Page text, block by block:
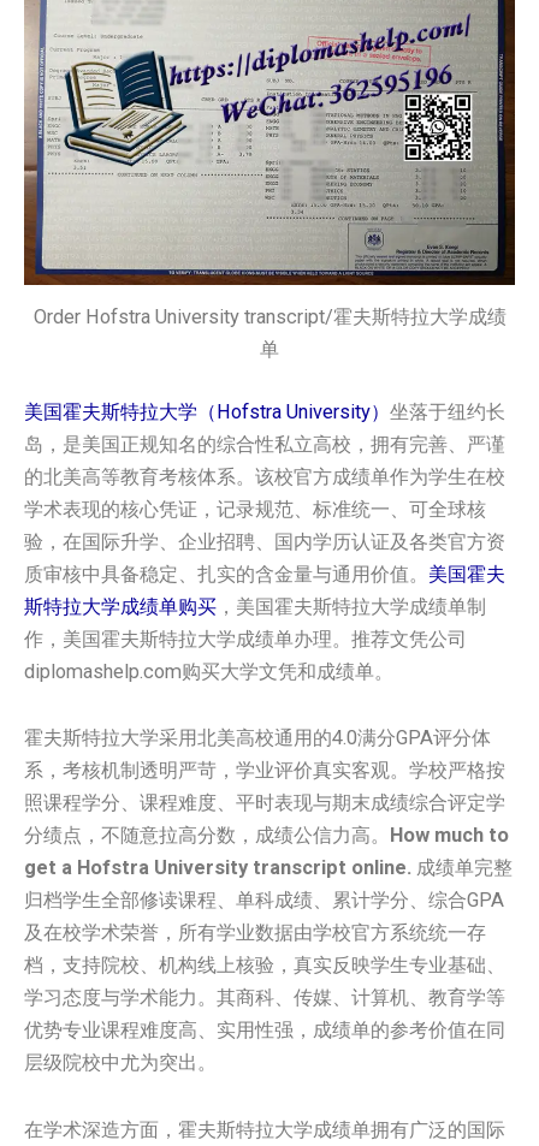
Order Hofstra University transcript/霍夫斯特拉大学成绩
单
美国霍夫斯特拉大学（Hofstra University） 坐落于纽约长
岛，是美国正规知名的综合性私立高校，拥有完善、严谨
的北美高等教育考核体系。该校官方成绩单作为学生在校
学术表现的核心凭证，记录规范、标准统一、可全球核
验，在国际升学、企业招聘、国内学历认证及各类官方资
质审核中具备稳定、扎实的含金量与通用价值。 美国霍夫
斯特拉大学成绩单购买 ，美国霍夫斯特拉大学成绩单制
作，美国霍夫斯特拉大学成绩单办理。推荐文凭公司
diplomashelp.com购买大学文凭和成绩单。
霍夫斯特拉大学采用北美高校通用的4.0满分GPA评分体
系，考核机制透明严苛，学业评价真实客观。学校严格按
照课程学分、课程难度、平时表现与期末成绩综合评定学
分绩点，不随意拉高分数，成绩公信力高。
How much to
get a Hofstra University transcript online. 成绩单完整
归档学生全部修读课程、单科成绩、累计学分、综合GPA
及在校学术荣誉，所有学业数据由学校官方系统统一存
档，支持院校、机构线上核验，真实反映学生专业基础、
学习态度与学术能力。其商科、传媒、计算机、教育学等
优势专业课程难度高、实用性强，成绩单的参考价值在同
层级院校中尤为突出。
在学术深造方面，霍夫斯特拉大学成绩单拥有广泛的国际